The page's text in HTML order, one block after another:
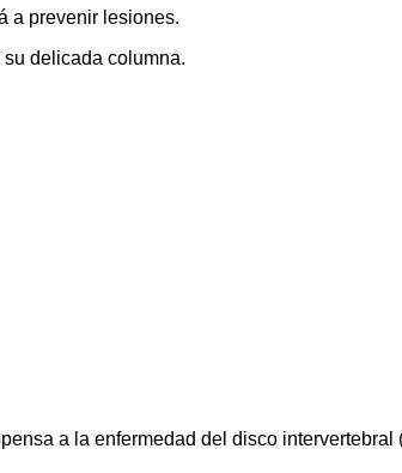
a prevenir lesiones.
delicada columna.
a la enfermedad del disco